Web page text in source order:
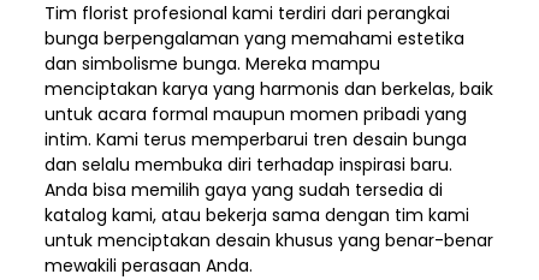
Tim florist profesional kami terdiri dari perangkai
bunga berpengalaman yang memahami estetika
dan simbolisme bunga. Mereka mampu
menciptakan karya yang harmonis dan berkelas, baik
untuk acara formal maupun momen pribadi yang
intim. Kami terus memperbarui tren desain bunga
dan selalu membuka diri terhadap inspirasi baru.
Anda bisa memilih gaya yang sudah tersedia di
katalog kami, atau bekerja sama dengan tim kami
untuk menciptakan desain khusus yang benar-benar
mewakili perasaan Anda.